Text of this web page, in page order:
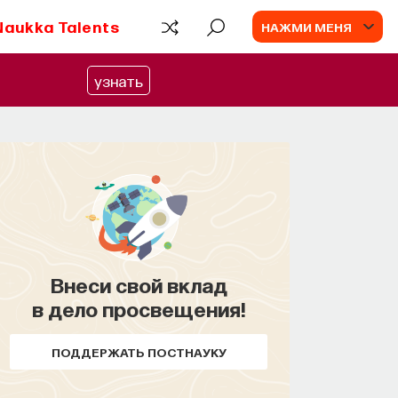
Talents НАЖМИ МЕНЯ
узнать
Внеси свой вклад
в дело просвещения!
ПОДДЕРЖАТЬ ПОСТНАУКУ
Философский поиск:
начала